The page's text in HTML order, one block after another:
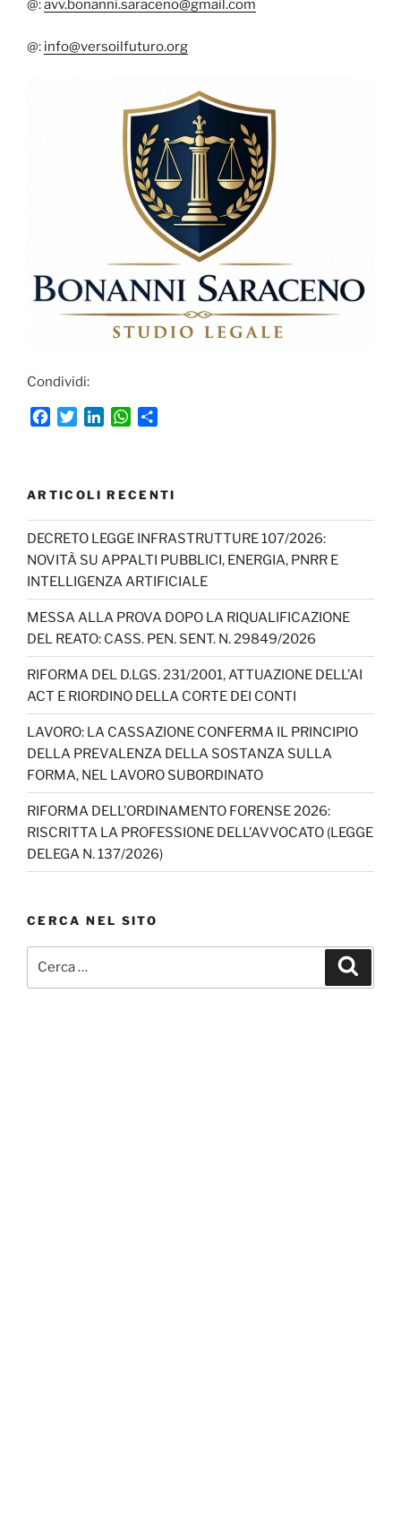
@:avv.bonanni.saraceno@gmail.com
@: info@versoilfuturo.org
Condividi:
b
o
k
t
r
e
I
n
W
s
p
p
i
i
d
i
ARTICOLI RECENTI
DECRETO LEGGE INFRASTRUTTURE 107/2026:
NOVITÀ SU APPALTI PUBBLICI, ENERGIA, PNRR E
INTELLIGENZA ARTIFICIALE
MESSA ALLA PROVA DOPO LA RIQUALIFICAZIONE
DEL REATO: CASS. PEN. SENT. N. 29849/2026
RIFORMA DEL D.LGS. 231/2001, ATTUAZIONE DELL’AI
ACT E RIORDINO DELLA CORTE DEI CONTI
LAVORO: LA CASSAZIONE CONFERMA IL PRINCIPIO
DELLA PREVALENZA DELLA SOSTANZA SULLA
FORMA, NEL LAVORO SUBORDINATO
RIFORMA DELL’ORDINAMENTO FORENSE 2026:
RISCRITTA LA PROFESSIONE DELL’AVVOCATO (LEGGE
DELEGA N. 137/2026)
CERCA NEL SITO